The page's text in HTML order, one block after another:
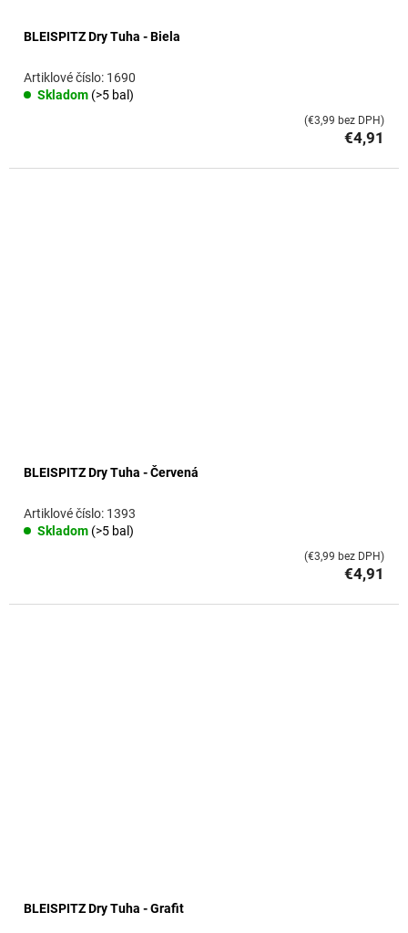
BLEISPITZ Dry Tuha - Biela
Skladom (>5 bal)
1690
€4,91
(€3,99 bez DPH)
BLEISPITZ Dry Tuha - Červená
Skladom (>5 bal)
1393
€4,91
(€3,99 bez DPH)
BLEISPITZ Dry Tuha - Grafit